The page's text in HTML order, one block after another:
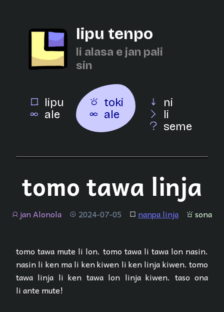
lipu tenpo
li alasa e jan pali
sin
lipu
ale
toki
ale
ni
li
seme
tomo tawa linja
jan jan Alonola tenpo 2024-07-05 lipu nanpa linja sona sona
tomo tawa mute li lon. tomo tawa li tawa lon nasin.
nasin li ken ma li ken kiwen li ken linja kiwen. tomo
tawa linja li ken tawa lon linja kiwen. taso ona
li ante mute!